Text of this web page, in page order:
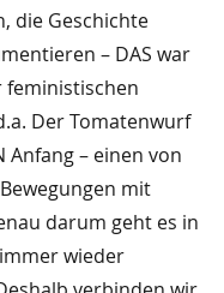
die Geschichte
– DAS war
Der Tomatenwurf
Anfang – einen von
mit
darum geht es in
wieder